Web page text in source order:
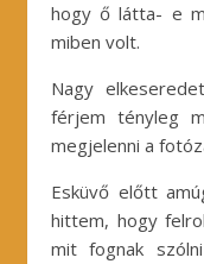
hogy ő látta- e
miben volt.
Nagy
férjem tényleg
megjelenni a
Esküvő előtt
hittem, hogy
mit fognak